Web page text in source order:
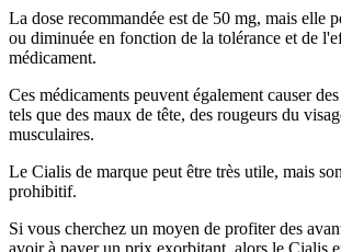
La dose recommandée est de 50 mg, mais elle
ou diminuée en fonction de la tolérance et de
médicament.
Ces médicaments peuvent également causer
tels que des maux de tête, des rougeurs du
musculaires.
Le Cialis de marque peut être très utile, mais
prohibitif.
Si vous cherchez un moyen de profiter des